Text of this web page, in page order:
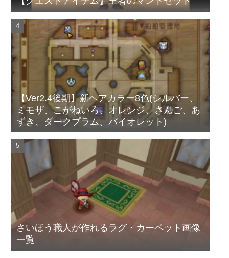
【Ver2.4後期】新ヘアカラー8色(シルバー、
ミモザ、こがねいろ、オレンジ、さんご、あ
ずき、ダークプラム、バイオレット)
さいほう職人が作れるラグ・カーペット画像
一覧